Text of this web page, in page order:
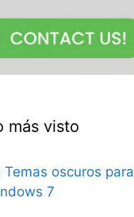
más visto
Temas oscuros para
7